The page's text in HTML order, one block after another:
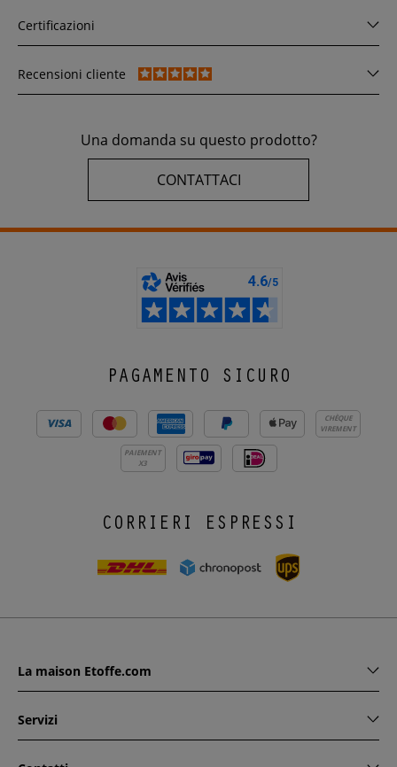
Certificazioni
Recensioni cliente
Una domanda su questo prodotto?
CONTATTACI
PAGAMENTO SICURO
CHÈQUE
VIREMENT
PAIEMENT
X3
CORRIERI ESPRESSI
La maison Etoffe.com
Servizi